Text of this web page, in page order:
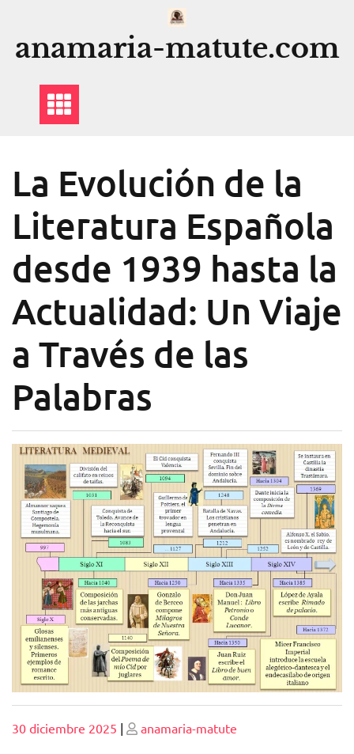
contenido
anamaria-matute.com
La Evolución de la
Literatura Española
desde 1939 hasta la
Actualidad: Un Viaje
a Través de las
Palabras
Publicado
30 diciembre 2025 | Publicado
anamaria-matute